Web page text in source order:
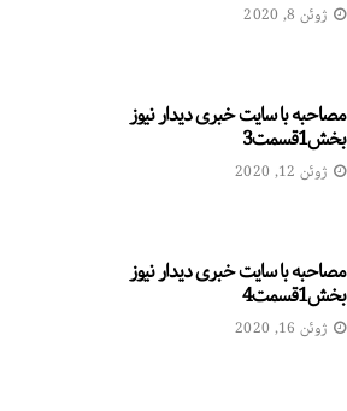
ژوئن 8, 2020
مصاحبه با سایت خبری دیدار نیوز
بخش1قسمت3
ژوئن 12, 2020
مصاحبه با سایت خبری دیدار نیوز
بخش1قسمت4
ژوئن 16, 2020